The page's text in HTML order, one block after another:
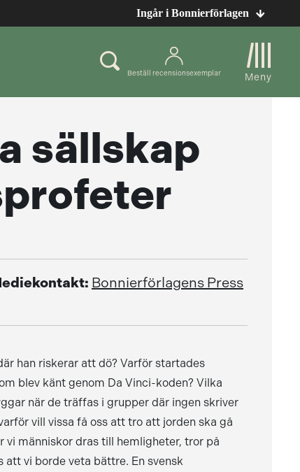
Ingår i Bonnierförlagen
Beställ recensionsexemplar Meny
sällskap
Bonnierförlagens Press
han riskerar att dö? Varför startades
blev känt genom Da Vinci-koden? Vilka
när de träffas i grupper där ingen skriver
vill vissa få oss att tro att jorden ska gå
vi människor dras till hemligheter, tror på
vi borde veta bättre. En svensk